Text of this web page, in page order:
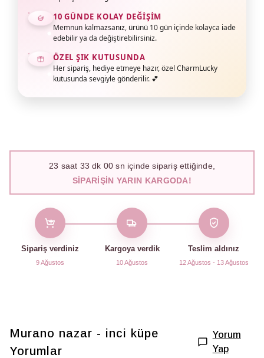
10 GÜNDE KOLAY DEĞIŞIM
Memnun kalmazsanız, ürünü 10 gün içinde kolayca iade
edebilir ya da değiştirebilirsiniz.
ÖZEL ŞIK KUTUSUNDA
Her sipariş, hediye etmeye hazır, özel CharmLucky
kutusunda sevgiyle gönderilir. 💕
23 saat 32 dk 59 sn içinde sipariş ettiğinde,
SIPARIŞIN YARIN KARGODA!
Sipariş verdiniz
9 Ağustos
Kargoya verdik
10 Ağustos
Teslim aldınız
12 Ağustos - 13 Ağustos
Murano nazar - inci küpe
Yorumlar
Yorum
Yap